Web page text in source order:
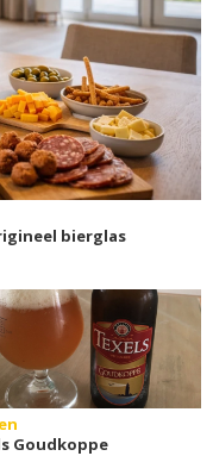
bierglas
Goudkoppe